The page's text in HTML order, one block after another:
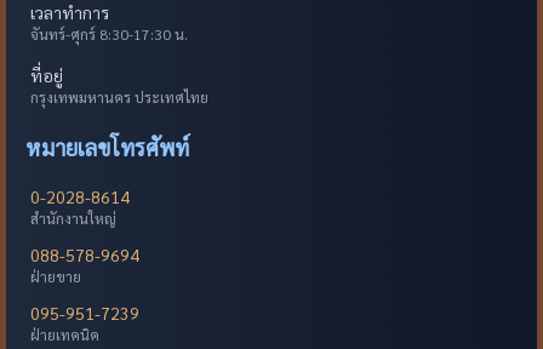
เวลาทำการ
จันทร์-ศุกร์ 8:30-17:30 น.
ที่อยู่
กรุงเทพมหานคร ประเทศไทย
หมายเลขโทรศัพท์
0-2028-8614
สำนักงานใหญ่
088-578-9694
ฝ่ายขาย
095-951-7239
ฝ่ายเทคนิค